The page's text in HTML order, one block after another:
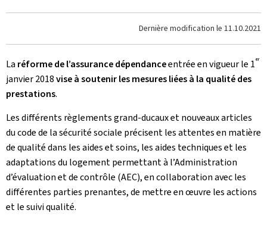
Dernière modification le 11.10.2021
La réforme de l’assurance dépendanceentrée en vigueur le 1er
janvier 2018vise à soutenir les mesures liées à la qualité des
prestations.
Les différents règlements grand-ducaux et nouveaux articles
du code de la sécurité sociale précisent les attentes en matière
de qualité dans les aides et soins, les aides techniques et les
adaptations du logement permettant à l’Administration
d’évaluation et de contrôle (AEC), en collaboration avec les
différentes parties prenantes, de mettre en œuvre les actions
et le suivi qualité.